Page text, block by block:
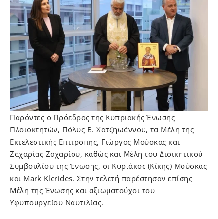
Παρόντες ο Πρόεδρος της Κυπριακής Ένωσης
Πλοιοκτητών, Πόλυς Β. Χατζηωάννου, τα Μέλη της
Εκτελεστικής Επιτροπής, Γιώργος Μούσκας και
Ζαχαρίας Ζαχαρίου, καθώς και Μέλη του Διοικητικού
Συμβουλίου της Ένωσης, οι Κυριάκος (Κίκης) Μούσκας
και Mark Klerides. Στην τελετή παρέστησαν επίσης
Μέλη της Ένωσης και αξιωματούχοι του
Υφυπουργείου Ναυτιλίας.